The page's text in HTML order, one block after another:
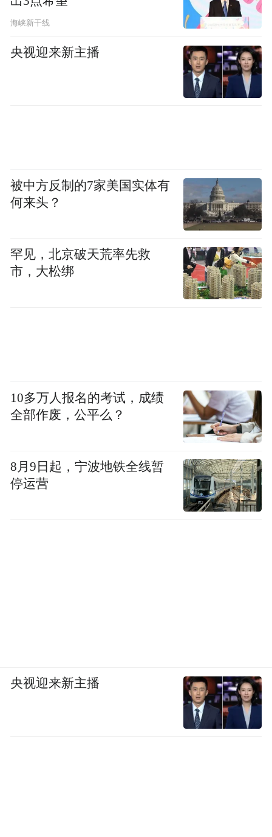
海峡新干线
央视迎来新主播
被中方反制的7家美国实体有
何来头？
罕见，北京破天荒率先救
市，大松绑
10多万人报名的考试，成绩
全部作废，公平么？
8月9日起，宁波地铁全线暂
停运营
央视迎来新主播